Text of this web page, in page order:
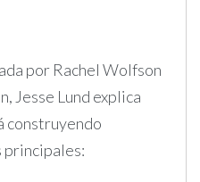
por Rachel Wolfson
Jesse Lund explica
construyendo
principales: